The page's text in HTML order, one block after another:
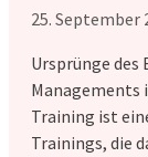
25. September
Ursprünge des
Managements
Training ist
Trainings, die